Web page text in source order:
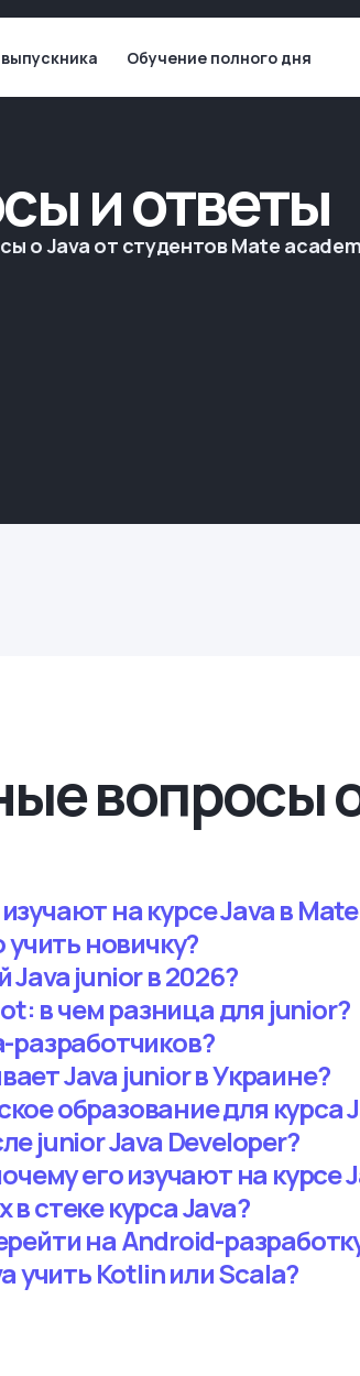
Обучение полного дня
и ответы
о Java от студентов Mate
вопросы
на курсе Java в
новичку?
Java junior в 2026?
в чем разница для junior?
разработчиков?
Java junior в Украине?
образование для курса
junior Java Developer?
его изучают на курсе
стеке курса Java?
на Android-
учить Kotlin или Scala?